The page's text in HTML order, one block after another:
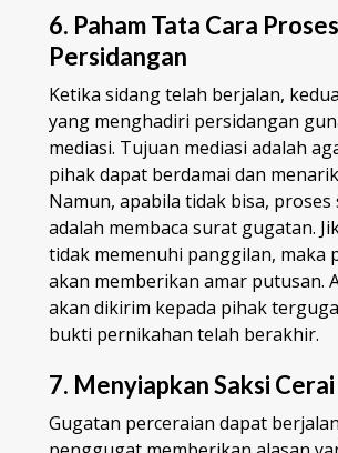
6. Paham Tata Cara Proses
Persidangan
Ketika sidang telah berjalan,
yang menghadiri persidangan
mediasi. Tujuan mediasi adalah
pihak dapat berdamai dan
Namun, apabila tidak bisa, proses
adalah membaca surat gugatan.
tidak memenuhi panggilan, maka
akan memberikan amar putusan.
akan dikirim kepada pihak
bukti pernikahan telah berakhir.
7. Menyiapkan Saksi Cerai
Gugatan perceraian dapat